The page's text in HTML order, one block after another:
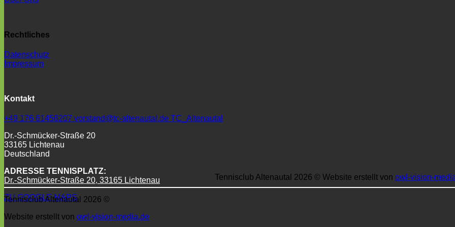
Rechtliches
Datenschutz
Impressum
Kontakt
+49 176 61456207 vorstand@tc-altenautal.de TC_Altenautal
Dr.-Schmücker-Straße 20
33165 Lichtenau
Deutschland
ADRESSE TENNISPLATZ:
Dr.-Schmücker-Straße 20, 33165 Lichtenau
ZU GOOGLE MAPS
Tennisclub Altenautal 2026 © Website erstellt von owl-vision-
Tennisclub Altenautal 2026 ©
Website erstellt von owl-vision-media.de